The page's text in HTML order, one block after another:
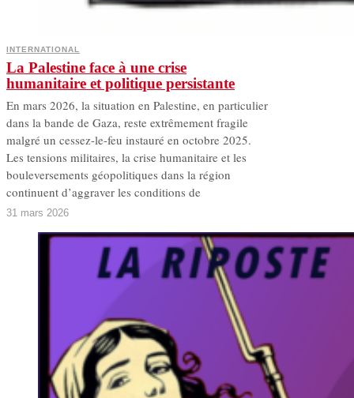
INTERNATIONAL
La Palestine face à une crise
humanitaire et politique persistante
En mars 2026, la situation en Palestine, en particulier
dans la bande de Gaza, reste extrêmement fragile
malgré un cessez-le-feu instauré en octobre 2025.
Les tensions militaires, la crise humanitaire et les
bouleversements géopolitiques dans la région
continuent d’aggraver les conditions de
31 mars 2026